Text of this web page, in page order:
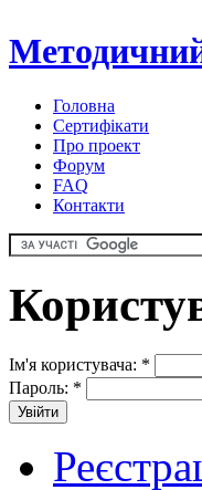
Головна
Сертифікати
Про проект
Форум
FAQ
Контакти
Ім'я користувача: *
Пароль: *